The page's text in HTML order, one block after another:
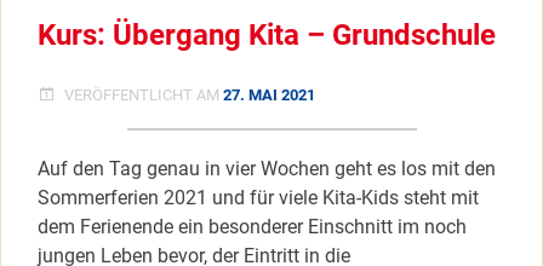
IN
STAAKEN
Kurs: Übergang Kita – Grundschule
VERÖFFENTLICHT AM 27. MAI 2021
Auf den Tag genau in vier Wochen geht es los mit den
Sommerferien 2021 und für viele Kita-Kids steht mit
dem Ferienende ein besonderer Einschnitt im noch
jungen Leben bevor, der Eintritt in die